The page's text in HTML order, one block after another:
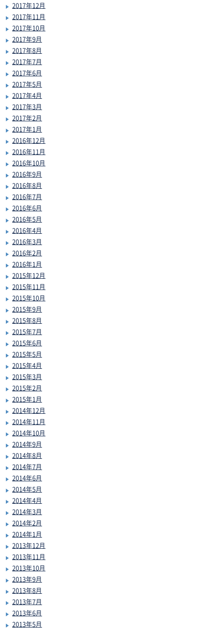
2017年12月
2017年11月
2017年10月
2017年9月
2017年8月
2017年7月
2017年6月
2017年5月
2017年4月
2017年3月
2017年2月
2017年1月
2016年12月
2016年11月
2016年10月
2016年9月
2016年8月
2016年7月
2016年6月
2016年5月
2016年4月
2016年3月
2016年2月
2016年1月
2015年12月
2015年11月
2015年10月
2015年9月
2015年8月
2015年7月
2015年6月
2015年5月
2015年4月
2015年3月
2015年2月
2015年1月
2014年12月
2014年11月
2014年10月
2014年9月
2014年8月
2014年7月
2014年6月
2014年5月
2014年4月
2014年3月
2014年2月
2014年1月
2013年12月
2013年11月
2013年10月
2013年9月
2013年8月
2013年7月
2013年6月
2013年5月